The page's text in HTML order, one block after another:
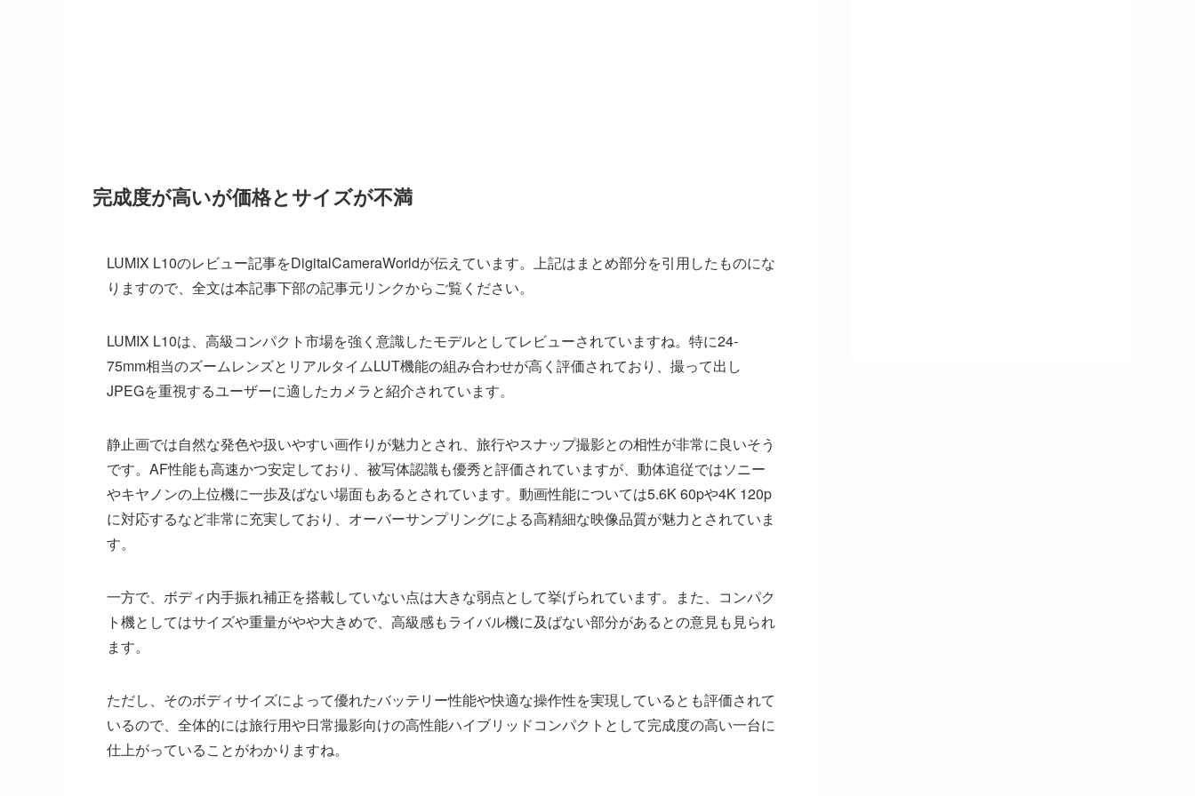
完成度が高いが価格とサイズが不満
LUMIX L10のレビュー記事をDigitalCameraWorldが伝えています。上記はまとめ部分を引用したものにな
りますので、全文は本記事下部の記事元リンクからご覧ください。
LUMIX L10は、高級コンパクト市場を強く意識したモデルとしてレビューされていますね。特に24-
75mm相当のズームレンズとリアルタイムLUT機能の組み合わせが高く評価されており、撮って出し
JPEGを重視するユーザーに適したカメラと紹介されています。
静止画では自然な発色や扱いやすい画作りが魅力とされ、旅行やスナップ撮影との相性が非常に良いそう
です。AF性能も高速かつ安定しており、被写体認識も優秀と評価されていますが、動体追従ではソニー
やキヤノンの上位機に一歩及ばない場面もあるとされています。動画性能については5.6K 60pや4K 120p
に対応するなど非常に充実しており、オーバーサンプリングによる高精細な映像品質が魅力とされていま
す。
一方で、ボディ内手振れ補正を搭載していない点は大きな弱点として挙げられています。また、コンパク
ト機としてはサイズや重量がやや大きめで、高級感もライバル機に及ばない部分があるとの意見も見られ
ます。
ただし、そのボディサイズによって優れたバッテリー性能や快適な操作性を実現しているとも評価されて
いるので、全体的には旅行用や日常撮影向けの高性能ハイブリッドコンパクトとして完成度の高い一台に
仕上がっていることがわかりますね。